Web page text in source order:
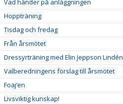
Vad händer på anläggningen
Hoppträning
Tisdag och fredag
Från årsmötet
Dressyrträning med Elin Jeppson Lindén
Valberedningens förslag till årsmötet
Foaj’en
Livsviktig kunskap!